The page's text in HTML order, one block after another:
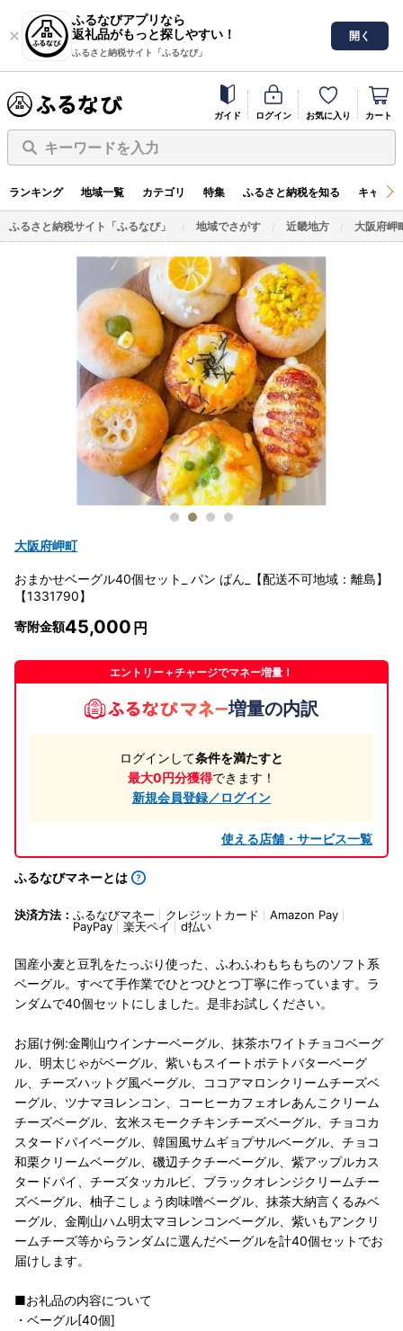
ふるなびアプリなら
返礼品がもっと探しやすい！
ふるさと納税サイト「ふるなび」
開く
ガイド ログイン お気に入り カート
キーワードを入力
ランキング 地域一覧 カテゴリ 特集 ふるさと納税を知る キャン
ふるさと納税サイト「ふるなび」 地域でさがす 近畿地方 大阪府岬
大阪府岬町
おまかせベーグル40個セット_ パン ぱん_【配送不可地域：離島】
【1331790】
寄附金額45,000
エントリー＋チャージでマネー増量！
増量の内訳
ログインして条件を満たすと
最大0円分獲得できます！
新規会員登録／ログイン
使える店舗・サービス一覧
ふるなびマネーとは
決済方法： ふるなびマネー クレジットカード
Amazon Pay
PayPay
楽天ペイ d払い
国産小麦と豆乳をたっぷり使った、ふわふわもちもちのソフト系
ベーグル。すべて手作業でひとつひとつ丁寧に作っています。ラ
ンダムで40個セットにしました。是非お試しください。
お届け例:金剛山ウインナーベーグル、抹茶ホワイトチョコベーグ
ル、明太じゃがベーグル、紫いもスイートポテトバターベーグ
ル、チーズハットグ風ベーグル、ココアマロンクリームチーズベ
ーグル、ツナマヨレンコン、コーヒーカフェオレあんこクリーム
チーズベーグル、玄米スモークチキンチーズベーグル、チョコカ
スタードパイベーグル、韓国風サムギョプサルベーグル、チョコ
和栗クリームベーグル、磯辺チクチーベーグル、紫アップルカス
タードパイ、チーズタッカルビ、ブラックオレンジクリームチー
ズベーグル、柚子こしょう肉味噌ベーグル、抹茶大納言くるみベ
ーグル、金剛山ハム明太マヨレンコンベーグル、紫いもアンクリ
ームチーズ等からランダムに選んだベーグルを計40個セットでお
届けします。
■お礼品の内容について
・ベーグル[40個]